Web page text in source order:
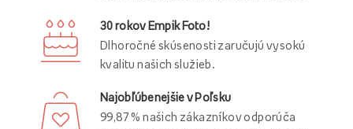
30 rokov Empik Foto!
Dlhoročné skúsenosti zaručujú vysokú
kvalitu našich služieb.
Najobľúbenejšie v Poľsku
99,87 % našich zákazníkov odporúča